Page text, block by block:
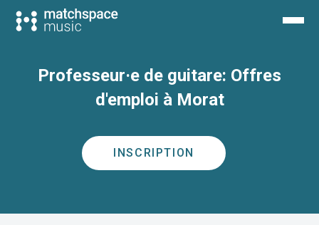
Professeur·e de guitare: Offres
d'emploi à Morat
INSCRIPTION